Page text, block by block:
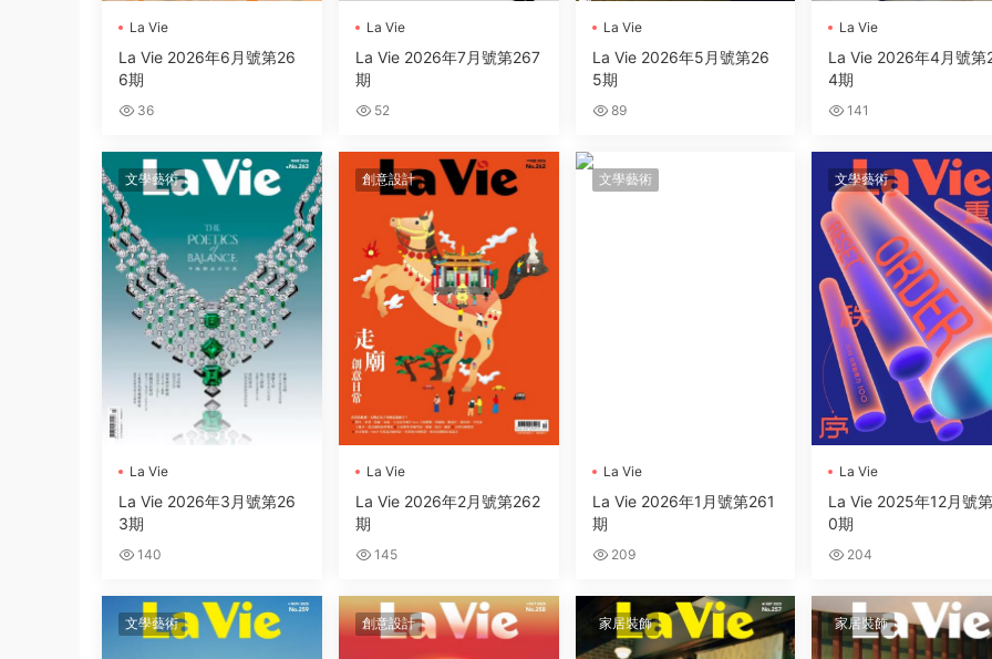
La Vie
La Vie 2026年6月號第26
6期
36
La Vie
La Vie 2026年7月號第267
期
52
La Vie
La Vie 2026年5月號第26
5期
89
La Vie
La Vie 2026年4月號第
4期
141
文學藝術
La Vie
La Vie 2026年3月號第26
3期
140
創意設計
La Vie
La Vie 2026年2月號第262
期
145
文學藝術
La Vie
La Vie 2026年1月號第261
期
209
文學藝術
La Vie
La Vie 2025年12月號
0期
204
文學藝術 創意設計 家居裝飾 家居裝飾